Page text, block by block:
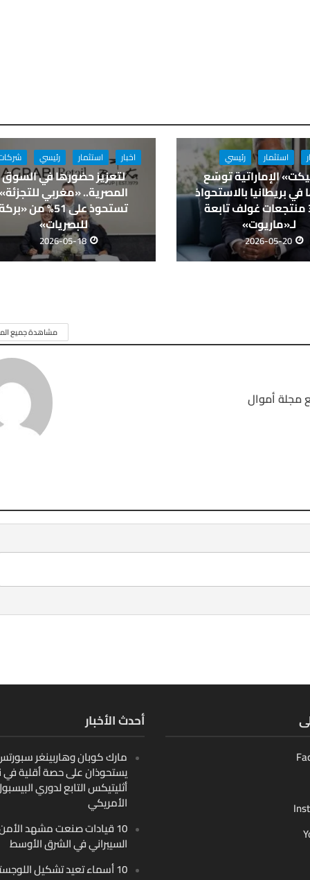
استثمار رئيسي
الإماراتية توسّع
بريطانيا بالاستحواذ
على 3 منتجعات غولف تابعة
لـ«ماريوت»
2026-05-20
اخبار استثمار رئيسي
لتعزيز حضورها في السوق
المصرية.. «مغربي
تستحوذ على 51% من
للبصريات»
2026-05-18
مشاهدة جميع
مجلة أموال
أحدث الأخبار
مارك كوبان وهاربينغر سبورتس
يستحوذان على حصة أقلية في
أثليتيكس التابع لدوري
الأمريكي
10 قيادات صنعت مشهد
السيبراني في الشرق الأوسط
10 أسماء تعيد تشكيل